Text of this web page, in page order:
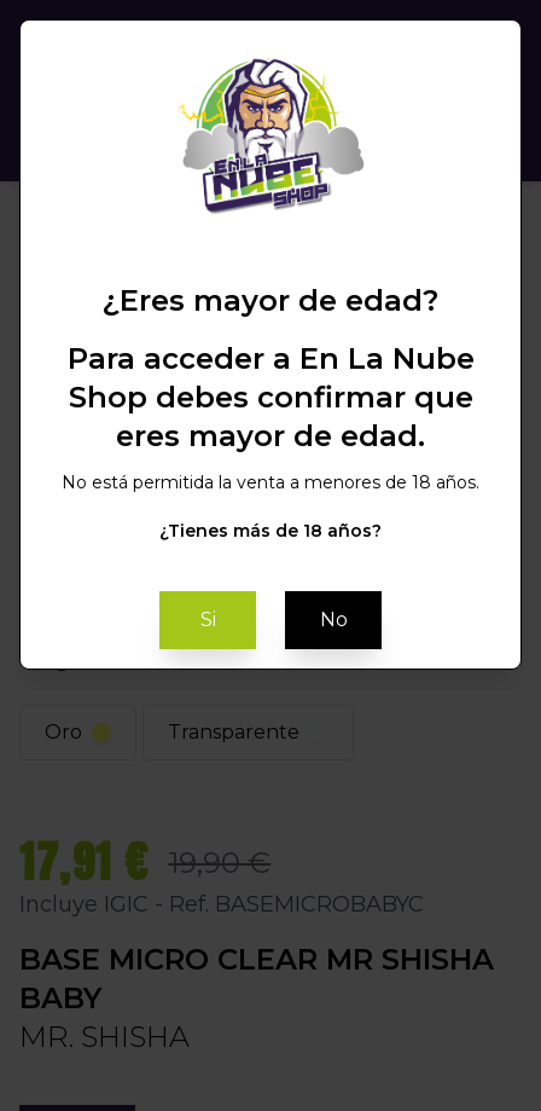
Elegir Color
Oro Transparente
17,91 € 19,90 €
Incluye IGIC - Ref. BASEMICROBABYC
BASE MICRO CLEAR MR SHISHA
BABY
MR. SHISHA
¿Eres mayor de edad?
Para acceder a En La Nube
Shop debes confirmar que
eres mayor de edad.
No está permitida la venta a menores de 18 años.
¿Tienes más de 18 años?
Si No